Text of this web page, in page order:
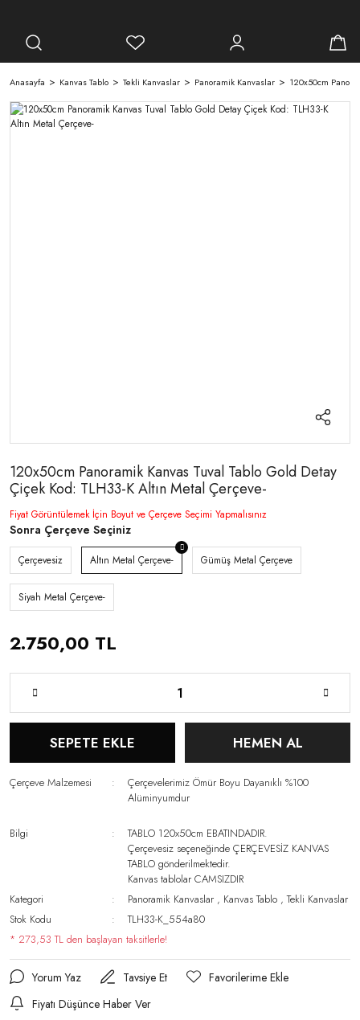
Anasayfa Kanvas Tablo Tekli Kanvaslar Panoramik Kanvaslar 120x50cm
120x50cm Panoramik Kanvas Tuval Tablo Gold Detay
Çiçek Kod: TLH33-K Altın Metal Çerçeve-
Fiyat Görüntülemek İçin Boyut ve Çerçeve Seçimi Yapmalısınız
Sonra Çerçeve Seçiniz
Çerçevesiz Altın Metal Çerçeve- Gümüş Metal Çerçeve
Siyah Metal Çerçeve-
2.750,00 TL
SEPETE EKLE HEMEN AL
Çerçeve Malzemesi
Çerçevelerimiz Ömür Boyu Dayanıklı %100
Alüminyumdur
Bilgi
TABLO 120x50cm EBATINDADIR.
Çerçevesiz seçeneğinde ÇERÇEVESİZ KANVAS
TABLO gönderilmektedir.
Kanvas tablolar CAMSIZDIR
Kategori
Panoramik Kanvaslar , Kanvas Tablo ,Tekli Kanvaslar
Stok Kodu
TLH33-K_554a80
* 273,53 TL den başlayan taksitlerle!
Yorum Yaz
Tavsiye Et
Fiyatı Düşünce Haber Ver